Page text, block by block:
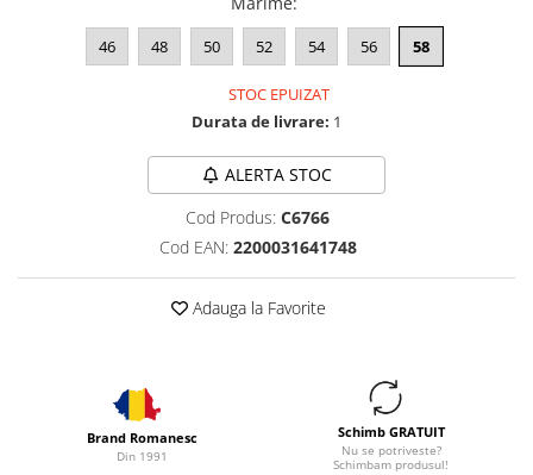
46 48 50 52 54 56 58
STOC EPUIZAT
Durata de livrare: 1
ALERTA STOC
Cod Produs: C6766
Cod EAN: 2200031641748
Adauga la Favorite
Brand Romanesc
Din 1991
Schimb GRATUIT
Nu se potriveste?
Schimbam produsul!